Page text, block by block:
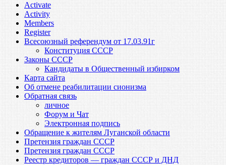
Activate
Activity
Members
Register
Всесоюзный референдум от 17.03.91г
Конституция СССР
Законы СССР
Кандидаты в Общественный избирком
Карта сайта
Об отмене реабилитации сионизма
Обратная связь
личное
Форум и Чат
Электронная подпись
Обращение к жителям Луганской области
Претензия граждан СССР
Претензия граждан СССР
Реестр кредиторов — граждан СССР и ДНД